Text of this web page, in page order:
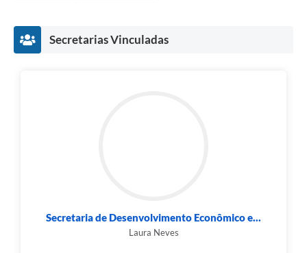
Secretarias Vinculadas
Secretaria de Desenvolvimento Econômico e...
Laura Neves